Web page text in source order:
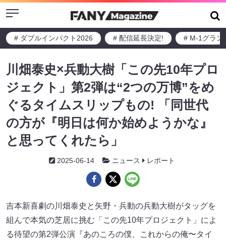
Menu
# ダブルインパクト2026 # 配信延長決定! # M-1グラン
川畑泰史×兵動大樹「この先10年プロ
ジェクト」第2弾は“2つの万博”をめ
ぐるタイムスリップもの! 「同世代
の方が『明日は何か始めようかな』
と思ってくれたら」
2025-06-14 ニュース レポート
吉本新喜劇の川畑泰史と矢野・兵動の兵動大樹がタッグを
組んで本気の芝居に挑む「この先10年プロジェクト」によ
る待望の第2弾公演『あのころの僕、これからの俺〜タイ